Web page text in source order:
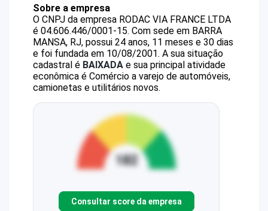
Sobre a empresa
O CNPJ da empresa RODAC VIA FRANCE LTDA
é 04.606.446/0001-15. Com sede em BARRA
MANSA, RJ, possui 24 anos, 11 meses e 30 dias
e foi fundada em 10/08/2001. A sua situação
cadastral é BAIXADA e sua principal atividade
econômica é Comércio a varejo de automóveis,
camionetas e utilitários novos.
Consultar score da empresa